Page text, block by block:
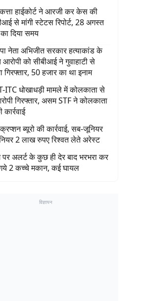
हाईकोर्ट ने आरजी कर केस की
से मांगी स्टेटस रिपोर्ट, 28 अगस्त
दिया समय
नेता अभिजीत सरकार हत्याकांड के
को सीबीआई ने गुवाहाटी से
गिरफ्तार, 50 हजार का था इनाम
ITC धोखाधड़ी मामले में कोलकाता से
गिरफ्तार, असम STF ने कोलकाता
ब्यूरो की कार्रवाई, सब-जूनियर
2 लाख रुपए रिश्वत लेते अरेस्ट
अलर्ट के कुछ ही देर बाद भरभरा कर
2 कच्चे मकान, कई घायल
विज्ञापन